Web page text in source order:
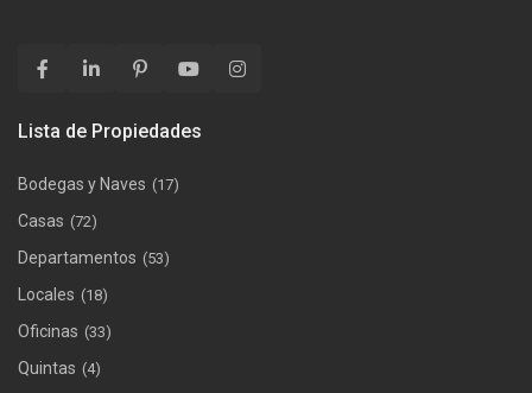
Lista de Propiedades
Bodegas y Naves (17)
Casas (72)
Departamentos (53)
Locales (18)
Oficinas (33)
Quintas (4)